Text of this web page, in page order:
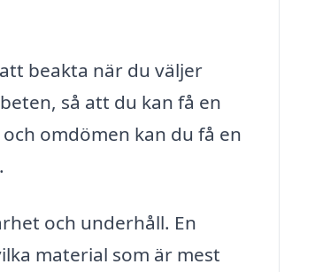
beakta när du väljer
så att du kan få en
omdömen kan du få en
och underhåll. En
material som är mest